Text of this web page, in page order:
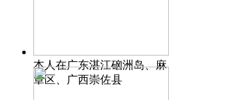
本人在广东湛江硇洲岛、麻
章区、广西崇佐县